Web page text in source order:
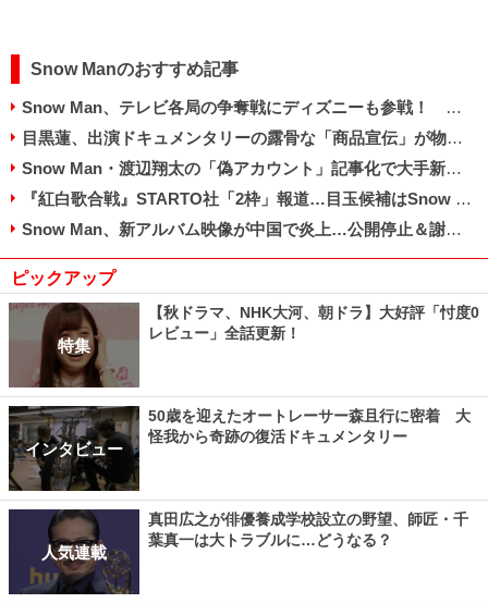
Snow Manのおすすめ記事
Snow Man、テレビ各局の争奪戦にディズニーも参戦！ 『紅白』フラれたNHKは“脱落”状態
目黒蓮、出演ドキュメンタリーの露骨な「商品宣伝」が物議…「青汁の宣伝番組と同じ」の声も
Snow Man・渡辺翔太の「偽アカウント」記事化で大手新聞が謝罪…佐久間大介はファンに注意喚起
『紅白歌合戦』STARTO社「2枠」報道…目玉候補はSnow Man＆キンプリも難航の気配
Snow Man、新アルバム映像が中国で炎上…公開停止＆謝罪もSTARTO社のアジア戦略狂う恐れ
ピックアップ
特集
【秋ドラマ、NHK大河、朝ドラ】大好評「忖度0
レビュー」全話更新！
インタビュー
50歳を迎えたオートレーサー森且行に密着 大
怪我から奇跡の復活ドキュメンタリー
人気連載
真田広之が俳優養成学校設立の野望、師匠・千
葉真一は大トラブルに…どうなる？